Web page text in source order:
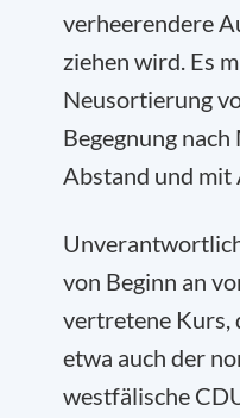
verheerendere
ziehen wird. Es
Neusortierung
Begegnung
Abstand und mit
von Beginn an
vertretene Kurs,
etwa auch der
westfälische